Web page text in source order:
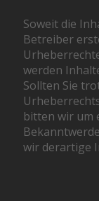
Soweit die
Betreiber
werden
Sollten Sie
bitten wir um
wir derartige